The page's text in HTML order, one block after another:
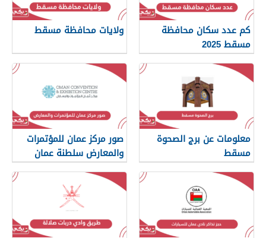
كم عدد سكان محافظة
مسقط 2025
ولايات محافظة مسقط
معلومات عن برج الصحوة
مسقط
صور مركز عمان للمؤتمرات
والمعارض سلطنة عمان